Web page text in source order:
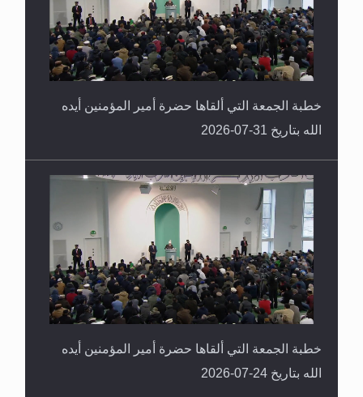
خطبة الجمعة التي ألقاها حضرة أمير المؤمنين أيده
الله بتاريخ 31-07-2026
خطبة الجمعة التي ألقاها حضرة أمير المؤمنين أيده
الله بتاريخ 24-07-2026